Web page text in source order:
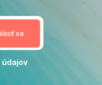
hľadá
údajov